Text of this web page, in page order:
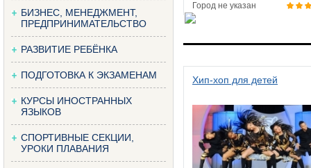
БИЗНЕС, МЕНЕДЖМЕНТ,
ПРЕДПРИНИМАТЕЛЬСТВО
РАЗВИТИЕ РЕБЁНКА
ПОДГОТОВКА К ЭКЗАМЕНАМ
КУРСЫ ИНОСТРАННЫХ
ЯЗЫКОВ
СПОРТИВНЫЕ СЕКЦИИ,
УРОКИ ПЛАВАНИЯ
Город не указан
Хип-хоп для детей